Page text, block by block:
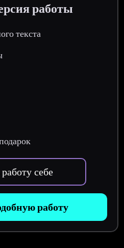
работы
текста
себе
работу